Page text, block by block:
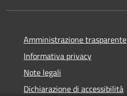
Amministrazione trasparente
Informativa privacy
Note legali
Dichiarazione di accessibilità